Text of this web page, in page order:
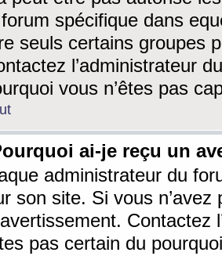
spécifique dans
seuls certains groupes
l’administrateur
vous n’êtes pas
ai-je reçu un
administrateur du
son site. Si vous
Contactez
pas certain du